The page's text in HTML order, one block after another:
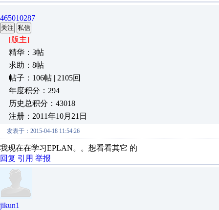
465010287
关注 私信
[版主]
精华：3帖
求助：8帖
帖子：106帖 | 2105回
年度积分：294
历史总积分：43018
注册：2011年10月21日
发表于：2015-04-18 11:54:26
我现在在学习EPLAN。。想看看其它 的
回复 引用 举报
jikun1